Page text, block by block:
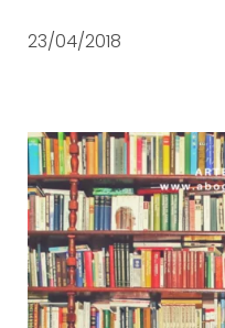
23/04/2018